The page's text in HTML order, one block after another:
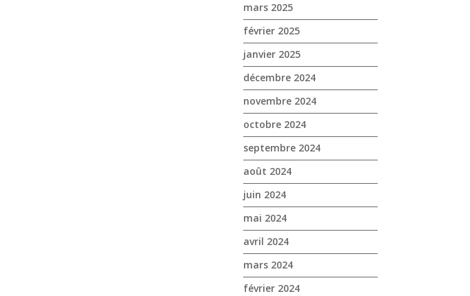
mars 2025
février 2025
janvier 2025
décembre 2024
novembre 2024
octobre 2024
septembre 2024
août 2024
juin 2024
mai 2024
avril 2024
mars 2024
février 2024